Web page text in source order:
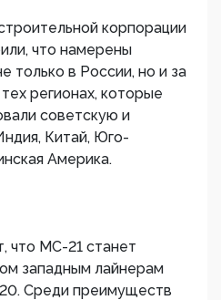
корпорации
что намерены
только в России, но и за
регионах, которые
советскую и
Китай, Юго-
Америка.
что МС-21 станет
западным лайнерам
Среди преимуществ